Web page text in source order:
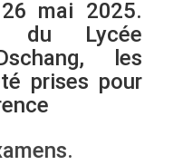
mai 2025.
du Lycée
les
prises pour